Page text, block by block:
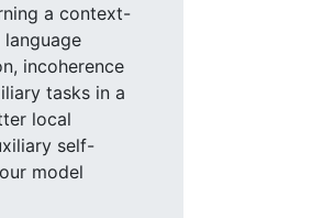
a context-
incoherence
tasks in a
local
self-
model